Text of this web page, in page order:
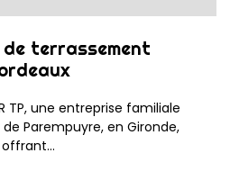
terrassement
TP, une entreprise familiale
Parempuyre, en Gironde,
offrant...